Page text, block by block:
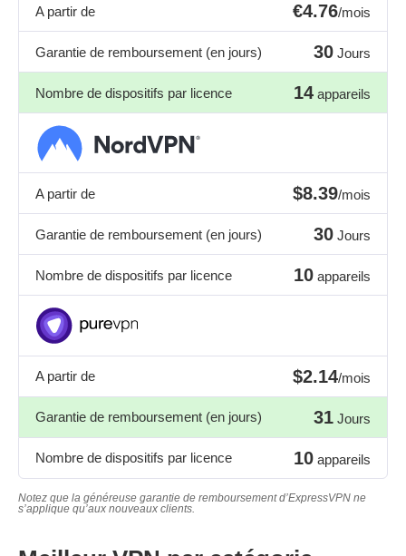
A partir de €4.76/mois
Garantie de remboursement (en jours) 30 Jours
Nombre de dispositifs par licence 14 appareils
A partir de $8.39/mois
Garantie de remboursement (en jours) 30 Jours
Nombre de dispositifs par licence 10 appareils
A partir de $2.14/mois
Garantie de remboursement (en jours) 31 Jours
Nombre de dispositifs par licence 10 appareils
Notez que la généreuse garantie de remboursement d’ExpressVPN ne
s’applique qu’aux nouveaux clients.